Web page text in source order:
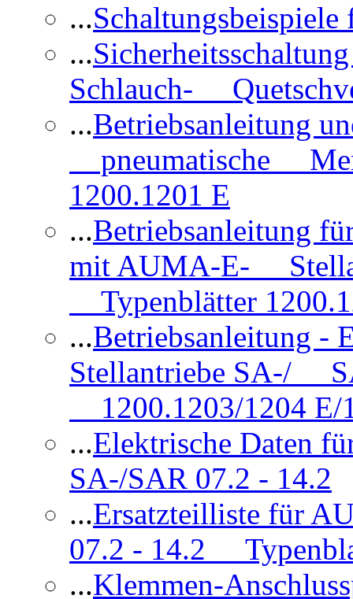
...
...
Schlauch-
...Betriebsanleitung
pneumatische
1200.1201 E
...Betriebsanleitung
mit AUMA-E-
Typenblätter
...Betriebsanleitung
Stellantriebe SA-/
1200.1203/1204 E/
...Elektrische Daten
SA-/SAR 07.2 - 14.2
...Ersatzteilliste für
07.2 - 14.2
...Klemmen-